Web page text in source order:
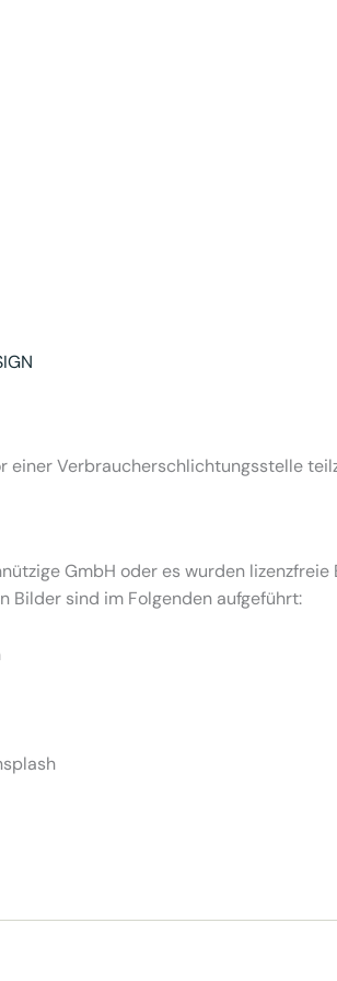
Verbraucherschlichtungsstelle
GmbH oder es wurden
Bilder sind im Folgenden aufgeführt: